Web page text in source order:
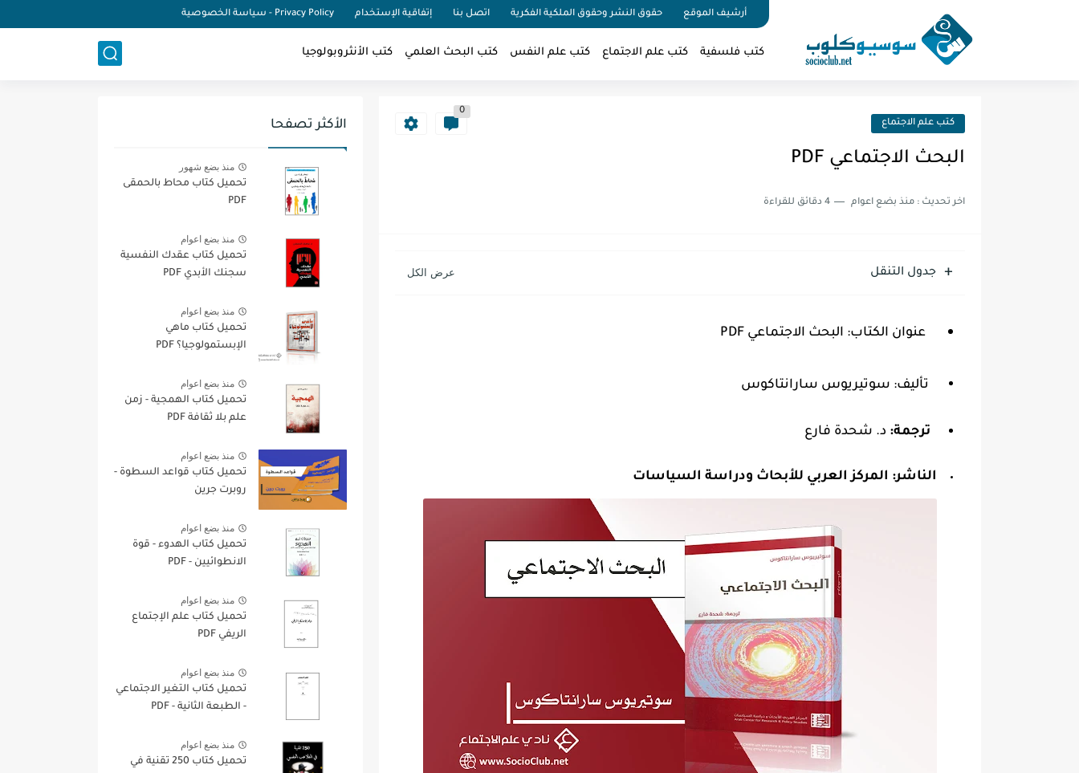
أرشيف الموقع حقوق النشر وحقوق الملكية الفكرية اتصل بنا إتفاقية الإستخدام Privacy Policy - سياسة الخصوصية
كتب فلسفية كتب علم الاجتماع كتب علم النفس كتب البحث العلمي كتب الأنثروبولوجيا
كتب علم الاجتماع
0
البحث الاجتماعي PDF
اخر تحديث : منذ بضع اعوام 4 دقائق للقراءة
جدول التنقل
عنوان الكتاب: البحث الاجتماعي PDF
تأليف: سوتيريوس سارانتاكوس
ترجمة: د. شحدة فارع
الناشر: المركز العربي للأبحاث ودراسة السياسات
الأكثر تصفحا
منذ بضع شهور
تحميل كتاب محاط بالحمقى
PDF
منذ بضع اعوام
تحميل كتاب عقدك النفسية
سجنك الأبدي PDF
منذ بضع اعوام
تحميل كتاب ماهي
الإبستمولوجيا؟ PDF
منذ بضع اعوام
تحميل كتاب الهمجية - زمن
علم بلا ثقافة PDF
منذ بضع اعوام
تحميل كتاب قواعد السطوة -
روبرت جرين
منذ بضع اعوام
تحميل كتاب الهدوء - قوة
الانطوائيين - PDF
منذ بضع اعوام
تحميل كتاب علم الإجتماع
الريفي PDF
منذ بضع اعوام
تحميل كتاب التغير الاجتماعي
- الطبعة الثانية - PDF
منذ بضع اعوام
تحميل كتاب 250 تقنية في